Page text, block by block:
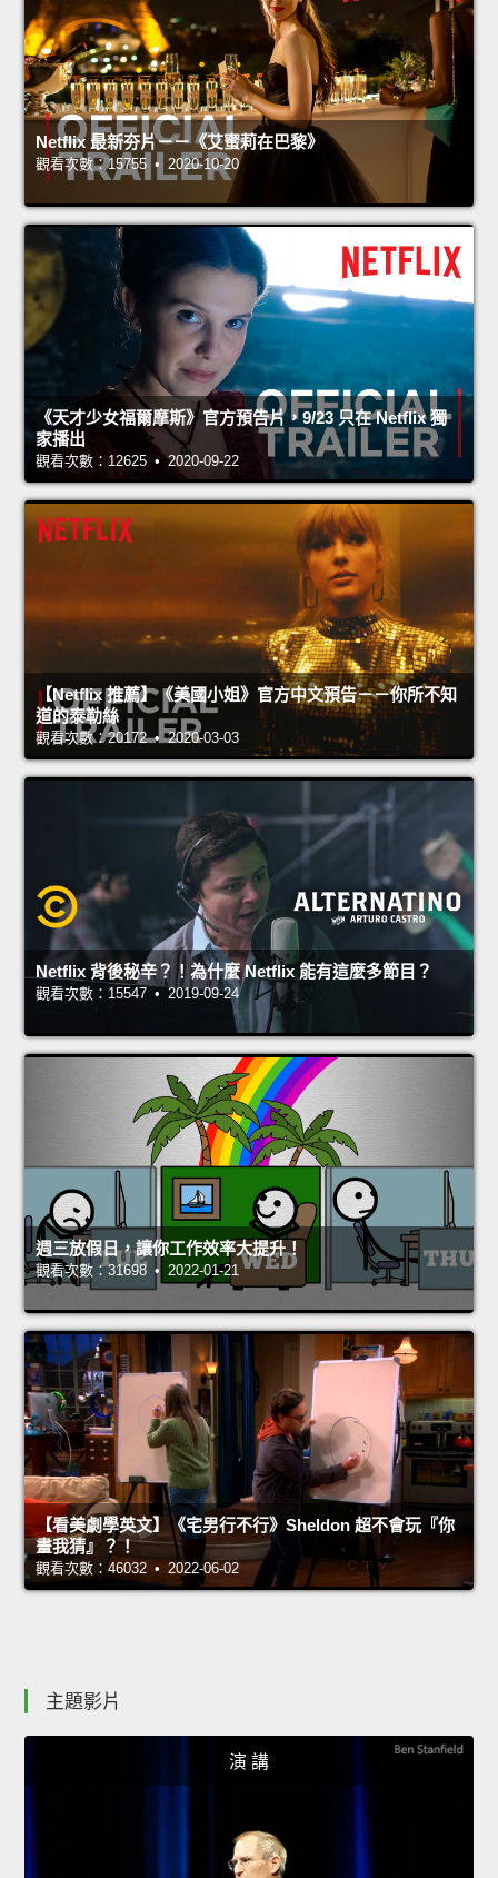
Netflix 最新夯片－－《艾蜜莉在巴黎》
觀看次數：15755 • 2020-10-20
《天才少女福爾摩斯》官方預告片，9/23 只在 Netflix 獨
家播出
觀看次數：12625 • 2020-09-22
【Netflix 推薦】《美國小姐》官方中文預告－－你所不知
道的泰勒絲
觀看次數：20172 • 2020-03-03
Netflix 背後秘辛？！為什麼 Netflix 能有這麼多節目？
觀看次數：15547 • 2019-09-24
週三放假日，讓你工作效率大提升！
觀看次數：31698 • 2022-01-21
【看美劇學英文】《宅男行不行》Sheldon 超不會玩『你
畫我猜』？！
觀看次數：46032 • 2022-06-02
主題影片
演 講